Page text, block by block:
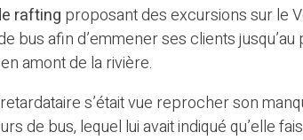
rafting proposant des excursions sur le
bus afin d’emmener ses clients
amont de la rivière.
s’était vue reprocher son
de bus, lequel lui avait indiqué qu’elle